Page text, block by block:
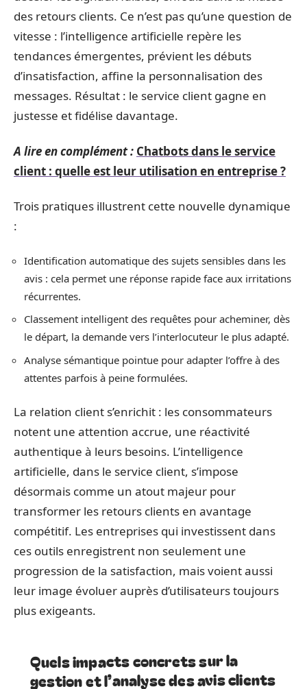
des retours clients. Ce n’est pas qu’une question de
vitesse : l’intelligence artificielle repère les
tendances émergentes, prévient les débuts
d’insatisfaction, affine la personnalisation des
messages. Résultat : le service client gagne en
justesse et fidélise davantage.
A lire en complément : Chatbots dans le service
client : quelle est leur utilisation en entreprise ?
Trois pratiques illustrent cette nouvelle dynamique
:
Identification automatique des sujets sensibles dans les
avis : cela permet une réponse rapide face aux irritations
récurrentes.
Classement intelligent des requêtes pour acheminer, dès
le départ, la demande vers l’interlocuteur le plus adapté.
Analyse sémantique pointue pour adapter l’offre à des
attentes parfois à peine formulées.
La relation client s’enrichit : les consommateurs
notent une attention accrue, une réactivité
authentique à leurs besoins. L’intelligence
artificielle, dans le service client, s’impose
désormais comme un atout majeur pour
transformer les retours clients en avantage
compétitif. Les entreprises qui investissent dans
ces outils enregistrent non seulement une
progression de la satisfaction, mais voient aussi
leur image évoluer auprès d’utilisateurs toujours
plus exigeants.
Quels impacts concrets sur la
gestion et l’analyse des avis clients